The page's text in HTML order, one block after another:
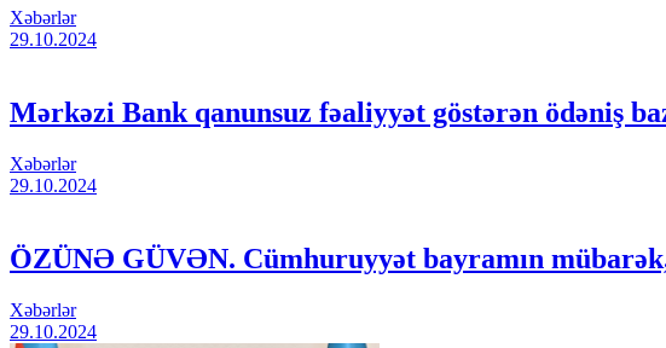
Xəbərlər
29.10.2024
Mərkəzi Bank qanunsuz fəaliyyət göstərən ödəniş
Xəbərlər
29.10.2024
ÖZÜNƏ GÜVƏN. Cümhuruyyət bayramın
Xəbərlər
29.10.2024